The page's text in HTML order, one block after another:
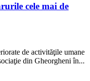
cele mai de
de activităţile umane
din Gheorgheni în...